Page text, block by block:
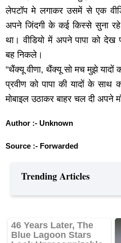
लेपटॉप मे लगाकर उसमें से एक
अपने जिंदगी के कई किस्से सुना रहे
था। वीडियो में अपने पापा को
बह निकले।
"थैंक्यू वीणा, थैंक्यू सो मच मुझे यादों
प्रवीण को पापा की यादों के
मोबाइल उठाकर बाहर चल दी अपने
Author :- Unknown
Source :- Forwarded
Trending Articles